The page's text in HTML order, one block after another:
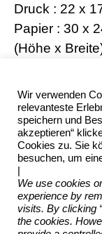
Druck : 22 x
Papier : 30 x
(Höhe x
Sonderedition
Wir verwenden
relevanteste
speichern und
akzeptieren“
Cookies zu. Sie
besuchen, um
We use cookies
experience by
visits. By clicking
the cookies.